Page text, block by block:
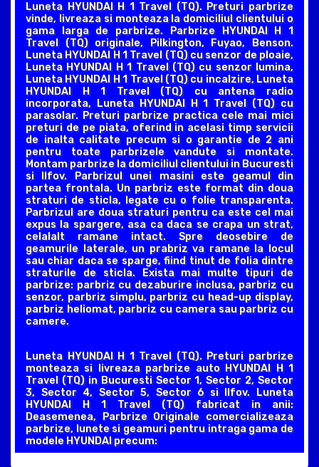
Luneta HYUNDAI H 1 Travel (TQ). Preturi parbrize
vinde, livreaza si monteaza la domiciliul clientului o
gama larga de parbrize. Parbrize HYUNDAI H 1
Travel (TQ) originale, Pilkington, Fuyao, Benson.
Luneta HYUNDAI H 1 Travel (TQ) cu senzor de ploaie,
Luneta HYUNDAI H 1 Travel (TQ) cu senzor lumina,
Luneta HYUNDAI H 1 Travel (TQ) cu incalzire, Luneta
HYUNDAI H 1 Travel (TQ) cu antena radio
incorporata, Luneta HYUNDAI H 1 Travel (TQ) cu
parasolar. Preturi parbrize practica cele mai mici
preturi de pe piata, oferind in acelasi timp servicii
de inalta calitate precum si o garantie de 2 ani
pentru toate parbrizele vandute si montate.
Montam parbrize la domiciliul clientului in Bucuresti
si Ilfov. Parbrizul unei masini este geamul din
partea frontala. Un parbriz este format din doua
straturi de sticla, legate cu o folie transparenta.
Parbrizul are doua straturi pentru ca este cel mai
expus la spargere, asa ca daca se crapa un strat,
celalalt ramane intact. Spre deosebire de
geamurile laterale, un prabriz va ramane la locul
sau chiar daca se sparge, fiind tinut de folia dintre
straturile de sticla. Exista mai multe tipuri de
parbrize: parbriz cu dezaburire inclusa, parbriz cu
senzor, parbriz simplu, parbriz cu head-up display,
parbriz heliomat, parbriz cu camera sau parbriz cu
camere.
Luneta HYUNDAI H 1 Travel (TQ). Preturi parbrize
monteaza si livreaza parbrize auto HYUNDAI H 1
Travel (TQ) in Bucuresti Sector 1, Sector 2, Sector
3, Sector 4, Sector 5, Sector 6 si Ilfov. Luneta
HYUNDAI H 1 Travel (TQ) fabricat in anii:
Deasemenea, Parbrize Originale comercializeaza
parbrize, lunete si geamuri pentru intraga gama de
modele HYUNDAI precum: